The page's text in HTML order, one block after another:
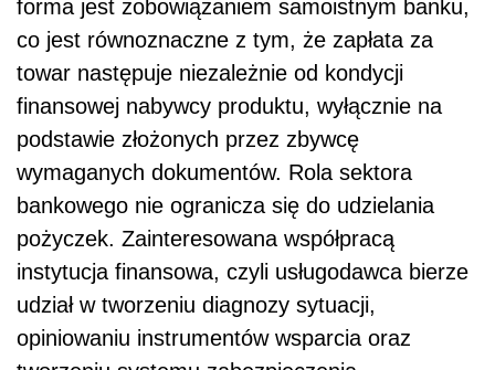
forma jest zobowiązaniem samoistnym banku,
co jest równoznaczne z tym, że zapłata za
towar następuje niezależnie od kondycji
finansowej nabywcy produktu, wyłącznie na
podstawie złożonych przez zbywcę
wymaganych dokumentów. Rola sektora
bankowego nie ogranicza się do udzielania
pożyczek. Zainteresowana współpracą
instytucja finansowa, czyli usługodawca bierze
udział w tworzeniu diagnozy sytuacji,
opiniowaniu instrumentów wsparcia oraz